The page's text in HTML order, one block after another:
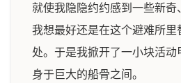
就使我隐隐约约感到一些新奇
我想最好还是在这个避难所里
处。于是我掀开了一小块活
身于巨大的船骨之间。